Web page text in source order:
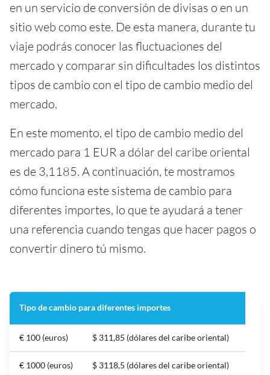
en un servicio de conversión de divisas o en un
sitio web como este. De esta manera, durante tu
viaje podrás conocer las fluctuaciones del
mercado y comparar sin dificultades los distintos
tipos de cambio con el tipo de cambio medio del
mercado.
En este momento, el tipo de cambio medio del
mercado para 1 EUR a dólar del caribe oriental
es de 3,1185. A continuación, te mostramos
cómo funciona este sistema de cambio para
diferentes importes, lo que te ayudará a tener
una referencia cuando tengas que hacer pagos o
convertir dinero tú mismo.
Tipo de cambio para diferentes importes
€ 100 (euros) $ 311,85 (dólares del caribe oriental)
€ 1000 (euros) $ 3118,5 (dólares del caribe oriental)